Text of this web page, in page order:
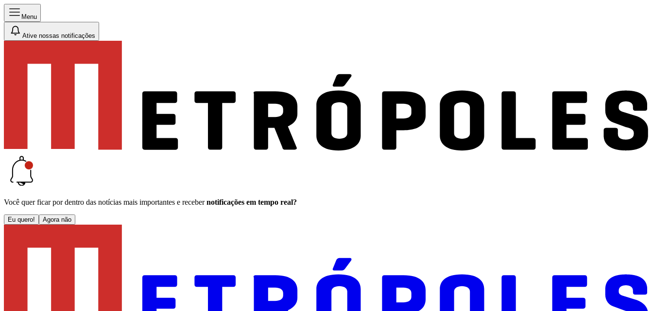
Menu
Ative nossas notificações
Você quer ficar por dentro das notícias mais importantes e receber notificações em tempo real?
Eu quero! Agora não